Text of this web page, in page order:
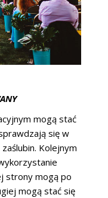
mogą stać
się w
Kolejnym
strony mogą po
mogą stać się